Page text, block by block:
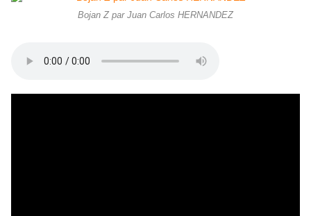
Bojan Z par Juan Carlos HERNANDEZ